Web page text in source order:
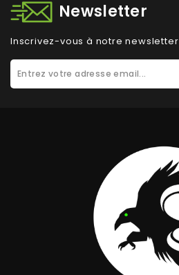
Newsletter
Inscrivez-vous à notre newsletter